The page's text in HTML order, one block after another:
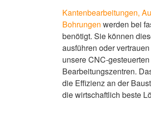
Kantenbearbeitungen,
Bohrungen werden bei
benötigt. Sie können
ausführen oder
unsere CNC-gesteuerten
Bearbeitungszentren.
die Effizienz an der
die wirtschaftlich beste